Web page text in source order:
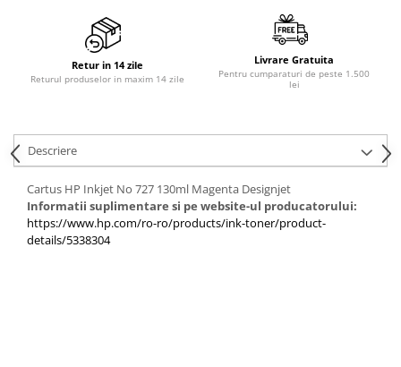
Accesorii Printing
Desktop PC
PC Gaming
Workstation
All-in-One PC
Mini PC
Monitoare
Retur in 14 zile
Returul produselor in maxim 14 zile
Livrare Gratuita
Pentru cumparaturi de peste 1.500
lei
Descriere
Cartus HP Inkjet No 727 130ml Magenta Designjet
Informatii suplimentare si pe website-ul producatorului:
https://www.hp.com/ro-ro/products/ink-toner/product-
details/5338304